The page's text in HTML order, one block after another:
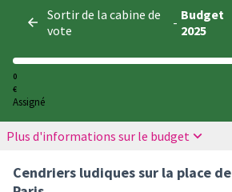
Sortir de la cabine de
vote
- Budget
2025
0
€
Assigné
Plus d'informations sur le budget
Cendriers ludiques sur la place
Panneau de gestion des cookies